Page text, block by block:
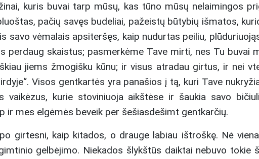
kuris buvai tarp mūsų, kas tūno mūsų nelaimingos
pačių savęs budeliai, pažeistų būtybių išmatos,
savo vėmalais apsiteršęs, kaip nudurtas peiliu,
perdaug skaistus; pasmerkėme Tave mirti, nes Tu
jiems žmogišku kūnu; ir visus atradau girtus, ir nei
Visos gentkartės yra panašios į tą, kuri Tave
kurie stoviniuoja aikštėse ir šaukia savo
ir mes elgėmės beveik per šešiasdešimt gentkarčių.
girtesni, kaip kitados, o drauge labiau ištroškę. Nė
gelbėjimo. Niekados šlykštūs daiktai nebuvo tokie